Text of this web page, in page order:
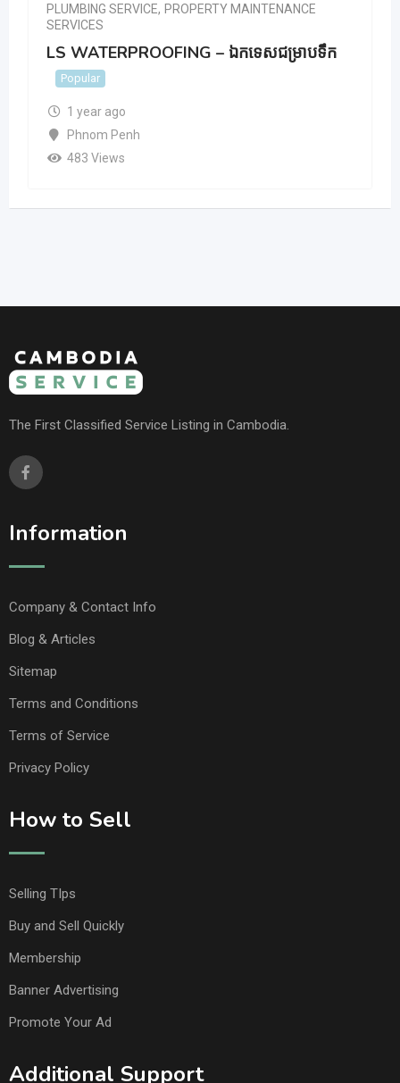
PLUMBING SERVICE, PROPERTY MAINTENANCE
SERVICES
LS WATERPROOFING – ឯកទេសជម្រាបទឹក
Popular
1 year ago
Phnom Penh
483 Views
The First Classified Service Listing in Cambodia.
Information
Company & Contact Info
Blog & Articles
Sitemap
Terms and Conditions
Terms of Service
Privacy Policy
How to Sell
Selling TIps
Buy and Sell Quickly
Membership
Banner Advertising
Promote Your Ad
Additional Support